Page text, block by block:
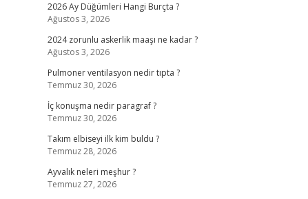
2026 Ay Düğümleri Hangi Burçta ?
Ağustos 3, 2026
2024 zorunlu askerlik maaşı ne kadar ?
Ağustos 3, 2026
Pulmoner ventilasyon nedir tıpta ?
Temmuz 30, 2026
İç konuşma nedir paragraf ?
Temmuz 30, 2026
Takım elbiseyi ilk kim buldu ?
Temmuz 28, 2026
Ayvalık neleri meşhur ?
Temmuz 27, 2026